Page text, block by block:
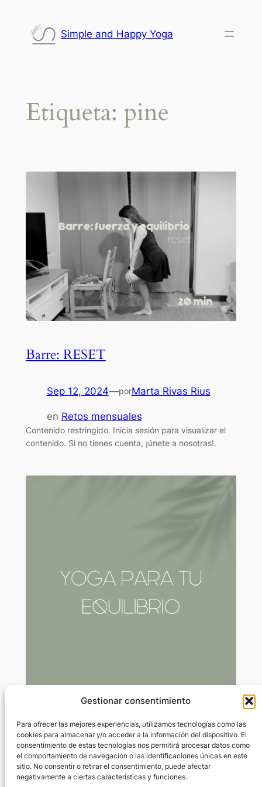
Gestionar consentimiento
Para ofrecer las mejores experiencias, utilizamos tecnologías como las
cookies para almacenar y/o acceder a la información del dispositivo. El
consentimiento de estas tecnologías nos permitirá procesar datos como
el comportamiento de navegación o las identificaciones únicas en este
sitio. No consentir o retirar el consentimiento, puede afectar
negativamente a ciertas características y funciones.
contenido
Simple and Happy Yoga
Etiqueta: pine
Barre: RESET
Sep 12, 2024—porMarta Rivas Rius
en Retos mensuales
Contenido restringido. Inicia sesión para visualizar el
contenido. Si no tienes cuenta, ¡únete a nosotras!.
Equilibrios: equilibra tu energía
Mar 24, 2024—porMarta Rivas Rius
enMoring y equilibrios